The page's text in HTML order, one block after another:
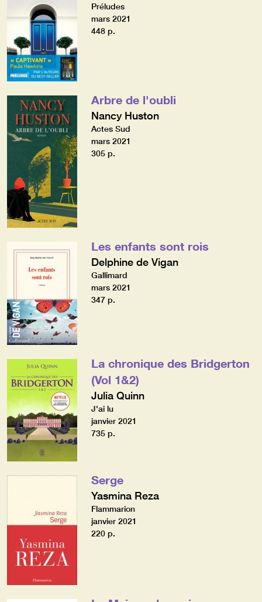
Préludes
mars 2021
448 p.
Arbre de l'oubli
Nancy Huston
Actes Sud
mars 2021
305 p.
Les enfants sont rois
Delphine de Vigan
Gallimard
mars 2021
347 p.
La chronique des Bridgerton
(Vol 1&2)
Julia Quinn
J'ai lu
janvier 2021
735 p.
Serge
Yasmina Reza
Flammarion
janvier 2021
220 p.